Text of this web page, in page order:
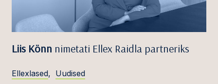
Liis Könn nimetati Ellex Raidla partneriks
Ellexlased, Uudised